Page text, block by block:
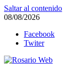
Saltar al contenido
08/08/2026
Facebook
Twiter